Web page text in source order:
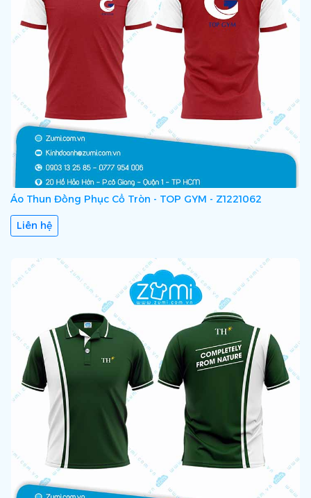
Áo Thun Đồng Phục Cổ Tròn - TOP GYM - Z1221062
Liên hệ